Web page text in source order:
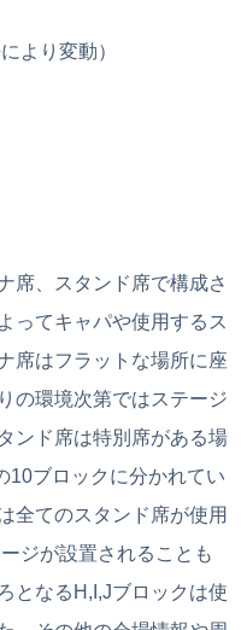
より変動）
席、スタンド席で構成さ
ってキャパや使用するス
席はフラットな場所に座
の環境次第ではステージ
ンド席は特別席がある場
10ブロックに分かれてい
全てのスタンド席が使用
ジが設置されることも
となるH,I,Jブロックは使